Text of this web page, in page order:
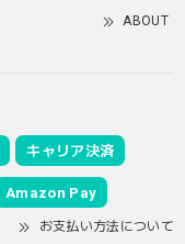
ABOUT
キャリア決済
Amazon Pay
お支払い方法について